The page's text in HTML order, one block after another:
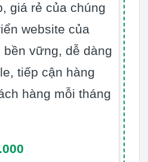
giá rẻ của chúng
website của
bền vững, dễ dàng
tiếp cận hàng
hàng mỗi tháng